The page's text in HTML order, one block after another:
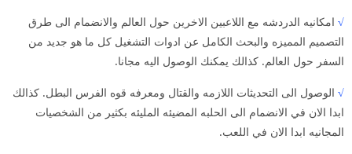
√ امكانيه الدردشه مع اللاعبين الاخرين حول العالم والانضمام الى طرق
التصميم المميزه والبحث الكامل عن ادوات التشغيل كل ما هو جديد من
السفر حول العالم. كذالك يمكنك الوصول اليه مجانا.
√ الوصول الى التحديثات اللازمه والقتال ومعرفه قوه الفرس البطل. كذالك
ابدا الان في الانضمام الى الحلبه المضيئه المليئه بكثير من الشخصيات
المجانيه ابدا الان في اللعب.